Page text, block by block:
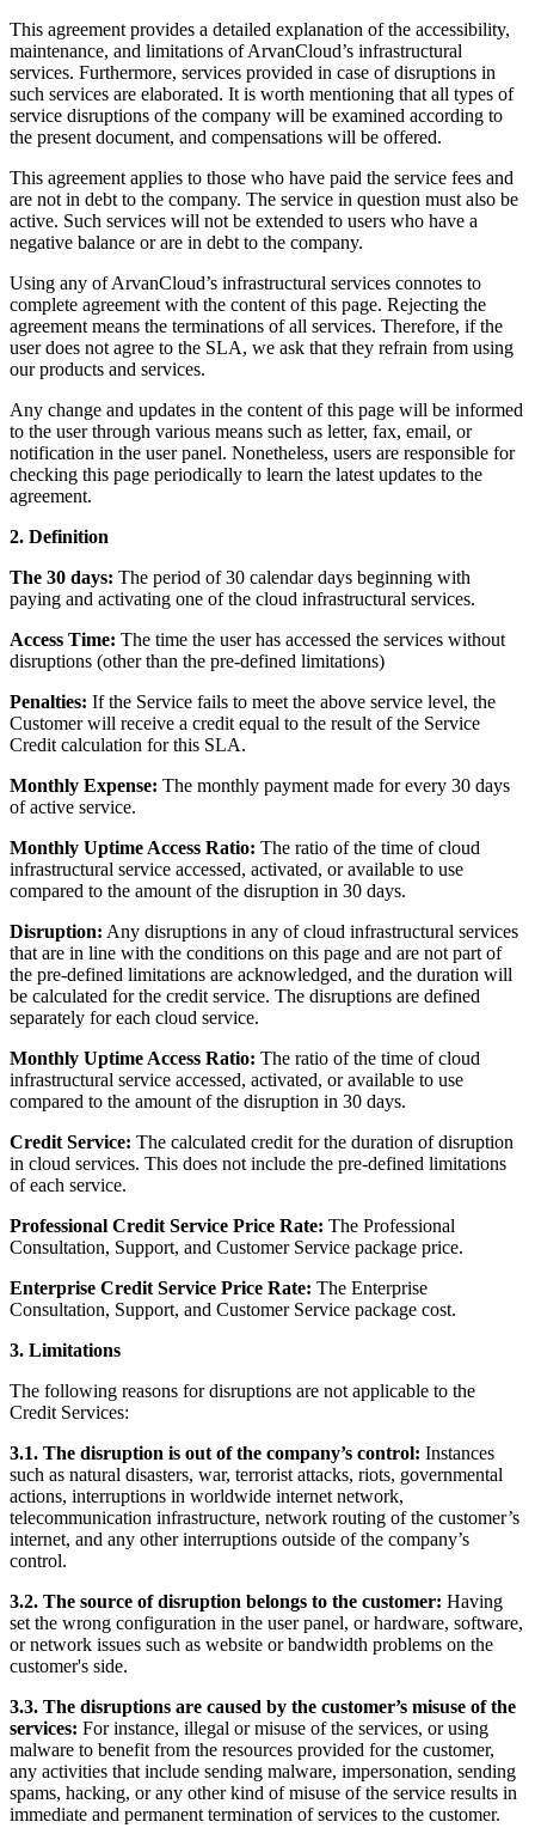
This agreement provides a detailed explanation of the accessibility,
maintenance, and limitations of ArvanCloud’s infrastructural
services. Furthermore, services provided in case of disruptions in
such services are elaborated. It is worth mentioning that all types of
service disruptions of the company will be examined according to
the present document, and compensations will be offered.
This agreement applies to those who have paid the service fees and
are not in debt to the company. The service in question must also be
active. Such services will not be extended to users who have a
negative balance or are in debt to the company.
Using any of ArvanCloud’s infrastructural services connotes to
complete agreement with the content of this page. Rejecting the
agreement means the terminations of all services. Therefore, if the
user does not agree to the SLA, we ask that they refrain from using
our products and services.
Any change and updates in the content of this page will be informed
to the user through various means such as letter, fax, email, or
notification in the user panel. Nonetheless, users are responsible for
checking this page periodically to learn the latest updates to the
agreement.
2. Definition
The 30 days: The period of 30 calendar days beginning with
paying and activating one of the cloud infrastructural services.
Access Time: The time the user has accessed the services without
disruptions (other than the pre-defined limitations)
Penalties: If the Service fails to meet the above service level, the
Customer will receive a credit equal to the result of the Service
Credit calculation for this SLA.
Monthly Expense: The monthly payment made for every 30 days
of active service.
Monthly Uptime Access Ratio: The ratio of the time of cloud
infrastructural service accessed, activated, or available to use
compared to the amount of the disruption in 30 days.
Disruption: Any disruptions in any of cloud infrastructural services
that are in line with the conditions on this page and are not part of
the pre-defined limitations are acknowledged, and the duration will
be calculated for the credit service. The disruptions are defined
separately for each cloud service.
Monthly Uptime Access Ratio: The ratio of the time of cloud
infrastructural service accessed, activated, or available to use
compared to the amount of the disruption in 30 days.
Credit Service: The calculated credit for the duration of disruption
in cloud services. This does not include the pre-defined limitations
of each service.
Professional Credit Service Price Rate: The Professional
Consultation, Support, and Customer Service package price.
Enterprise Credit Service Price Rate: The Enterprise
Consultation, Support, and Customer Service package cost.
3. Limitations
The following reasons for disruptions are not applicable to the
Credit Services:
3.1. The disruption is out of the company’s control: Instances
such as natural disasters, war, terrorist attacks, riots, governmental
actions, interruptions in worldwide internet network,
telecommunication infrastructure, network routing of the customer’s
internet, and any other interruptions outside of the company’s
control.
3.2. The source of disruption belongs to the customer: Having
set the wrong configuration in the user panel, or hardware, software,
or network issues such as website or bandwidth problems on the
customer's side.
3.3. The disruptions are caused by the customer’s misuse of the
services: For instance, illegal or misuse of the services, or using
malware to benefit from the resources provided for the customer,
any activities that include sending malware, impersonation, sending
spams, hacking, or any other kind of misuse of the service results in
immediate and permanent termination of services to the customer.